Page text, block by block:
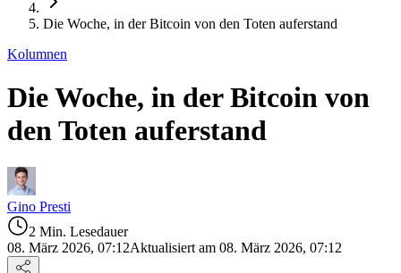
Die Woche, in der Bitcoin von den Toten auferstand
Kolumnen
Die Woche, in der Bitcoin von
den Toten auferstand
Gino Presti
2 Min. Lesedauer
08. März 2026, 07:12Aktualisiert am 08. März 2026, 07:12